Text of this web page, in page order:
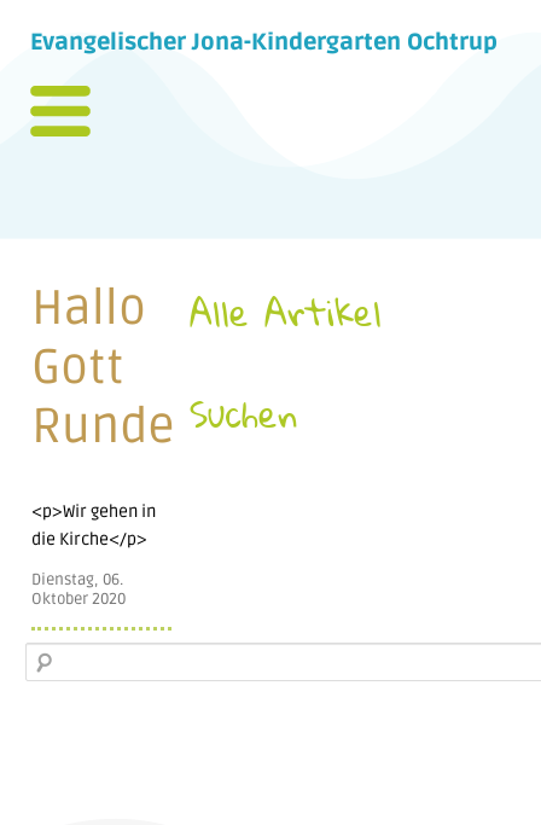
Evangelischer Jona-Kindergarten Ochtrup
Hallo
Gott
Runde
<p>Wir gehen in
die Kirche</p>
Dienstag, 06.
Oktober 2020
Alle Artikel
Suchen